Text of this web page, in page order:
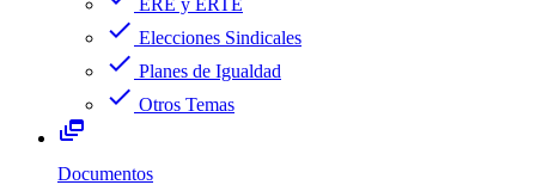
ERE y ERTE
check Elecciones Sindicales
check Planes de Igualdad
check Otros Temas
dynamic_feed
Documentos